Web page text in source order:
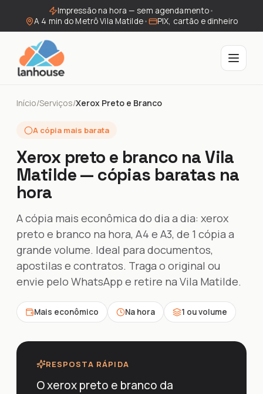
Impressão na hora — sem agendamento•
A 4 min do Metrô Vila Matilde• PIX, cartão e dinheiro
Início/Serviços/Xerox Preto e Branco
A cópia mais barata
Xerox preto e branco na Vila
Matilde — cópias baratas na
hora
A cópia mais econômica do dia a dia: xerox
preto e branco na hora, A4 e A3, de 1 cópia a
grande volume. Ideal para documentos,
apostilas e contratos. Traga o original ou
envie pelo WhatsApp e retire na Vila Matilde.
Mais econômico Na hora 1 ou volume
RESPOSTA RÁPIDA
O xerox preto e branco da